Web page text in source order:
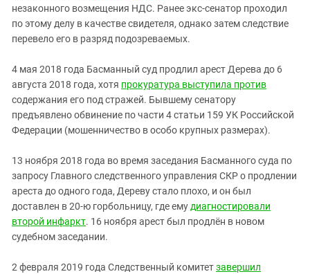
незаконного возмещения НДС. Ранее экс-сенатор проходил
по этому делу в качестве свидетеля, однако затем следствие
перевело его в разряд подозреваемых.
4 мая 2018 года Басманный суд продлил арест Дерева до 6
августа 2018 года, хотя прокуратура выступила против
содержания его под стражей. Бывшему сенатору
предъявлено обвинение по части 4 статьи 159 УК Российской
Федерации (мошенничество в особо крупных размерах).
13 ноября 2018 года во время заседания Басманного суда по
запросу Главного следственного управления СКР о продлении
ареста до одного года, Дереву стало плохо, и он был
доставлен в 20-ю горбольницу, где емудиагностировали
второй инфаркт. 16 ноября арест был продлён в новом
судебном заседании.
2 февраля 2019 года Следственный комитетзавершил